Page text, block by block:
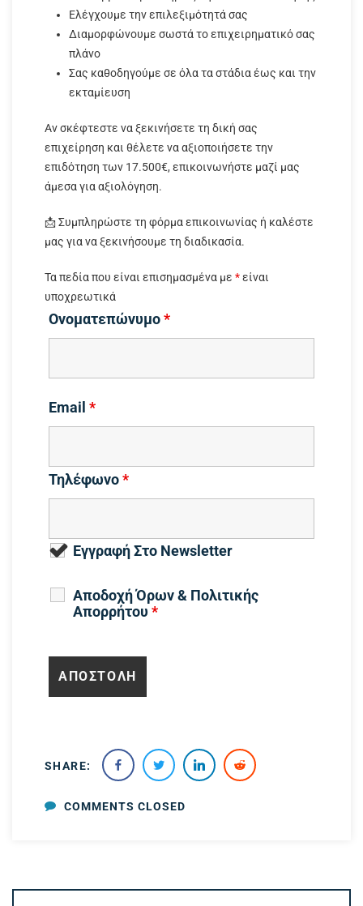
Ελέγχουμε την επιλεξιμότητά σας
Διαμορφώνουμε σωστά το επιχειρηματικό σας
πλάνο
Σας καθοδηγούμε σε όλα τα στάδια έως και την
εκταμίευση
Αν σκέφτεστε να ξεκινήσετε τη δική σας
επιχείρηση και θέλετε να αξιοποιήσετε την
επιδότηση των 17.500€, επικοινωνήστε μαζί μας
άμεσα για αξιολόγηση.
📩 Συμπληρώστε τη φόρμα επικοινωνίας ή καλέστε
μας για να ξεκινήσουμε τη διαδικασία.
Τα πεδία που είναι επισημασμένα με *είναι
υποχρεωτικά
Ονοματεπώνυμο*
Email *
Τηλέφωνο*
Εγγραφή Στο Newsletter
Αποδοχή Όρων & Πολιτικής
Απορρήτου*
SHARE:
COMMENTS CLOSED